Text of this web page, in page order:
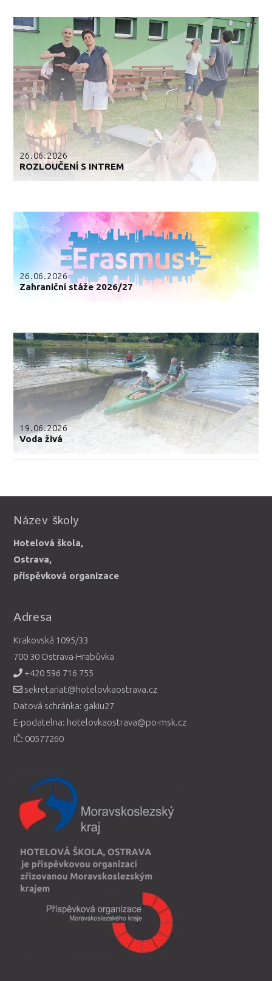
26.06.2026
ROZLOUČENÍ S INTREM
26.06.2026
Zahraniční stáže 2026/27
19.06.2026
Voda živá
Název školy
Hotelová škola,
Ostrava,
příspěvková organizace
Adresa
Krakovská 1095/33
700 30 Ostrava-Hrabůvka
+420 596 716 755
sekretariat@hotelovkaostrava.cz
Datová schránka: gakiu27
E-podatelna: hotelovkaostrava@po-msk.cz
IČ: 00577260